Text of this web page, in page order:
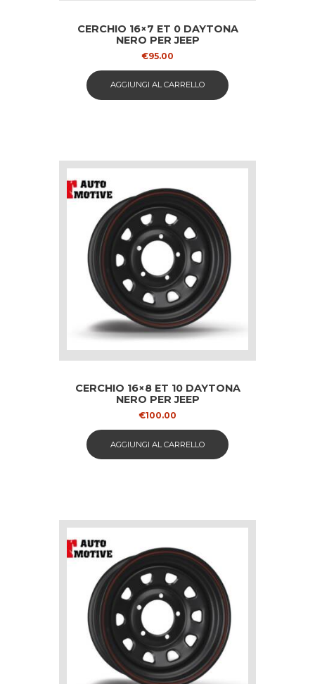
CERCHIO 16×7 ET 0 DAYTONA
NERO PER JEEP
€95.00
AGGIUNGI AL CARRELLO
CERCHIO 16×8 ET 10 DAYTONA
NERO PER JEEP
€100.00
AGGIUNGI AL CARRELLO